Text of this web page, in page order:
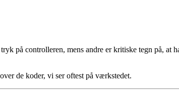
på controlleren, mens andre er kritiske tegn på, at
de koder, vi ser oftest på værkstedet.